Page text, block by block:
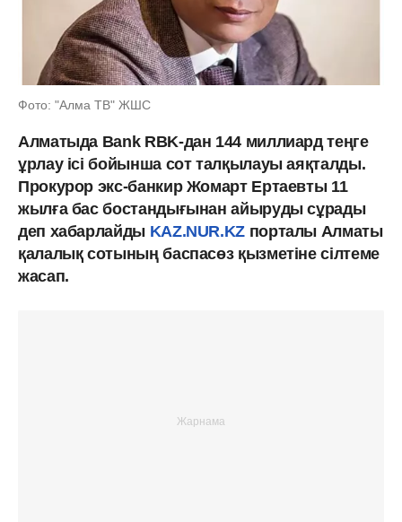
Фото: "Алма ТВ" ЖШС
Алматыда Bank RBK-дан 144 миллиард теңге
ұрлау ісі бойынша сот талқылауы аяқталды.
Прокурор экс-банкир Жомарт Ертаевты 11
жылға бас бостандығынан айыруды сұрады
деп хабарлайды KAZ.NUR.KZ порталы Алматы
қалалық сотының баспасөз қызметіне сілтеме
жасап.